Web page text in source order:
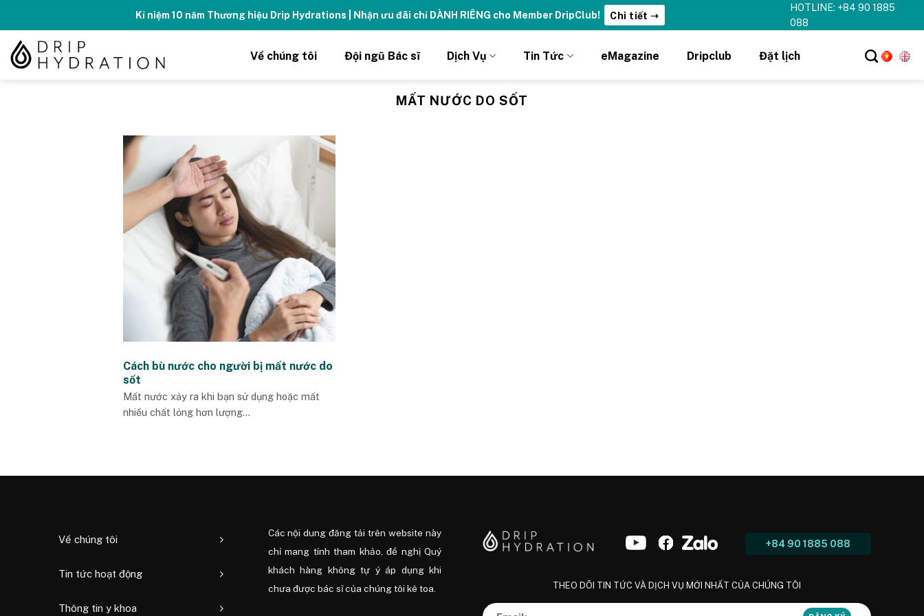
content
Kỉ niệm 10 năm Thương hiệu Drip Hydrations | Nhận ưu đãi chỉ DÀNH RIÊNG cho Member DripClub! Chi tiết ➝
HOTLINE: +84 90 1885
088
Về chúng tôi Đội ngũ Bác sĩ Dịch Vụ Tin Tức eMagazine Dripclub Đặt lịch
MẤT NƯỚC DO SỐT
Cách bù nước cho người bị mất nước do
sốt
Mất nước xảy ra khi bạn sử dụng hoặc mất
nhiều chất lỏng hơn lượng...
Về chúng tôi
Tin tức hoạt động
Thông tin y khoa
Các nội dung đăng tải trên website này
chỉ mang tính tham khảo, đề nghị Quý
khách hàng không tự ý áp dụng khi
chưa được bác sĩ của chúng tôi kê toa.
+84 90 1885 088
THEO DÕI TIN TỨC VÀ DỊCH VỤ MỚI NHẤT CỦA CHÚNG TÔI